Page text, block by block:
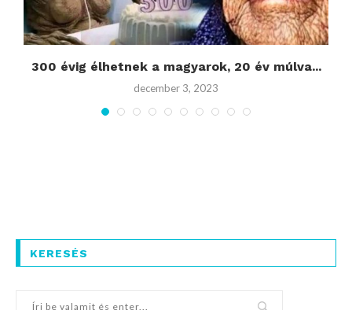
300 évig élhetnek a magyarok, 20 év múlva...
december 3, 2023
KERESÉS